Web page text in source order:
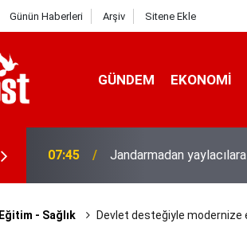
Günün Haberleri Arşiv Sitene Ekle
GÜNDEM EKONOMI
07:26 Fenerbahçe, avantaj
Eğitim - Sağlık Devlet desteğiyle modernize